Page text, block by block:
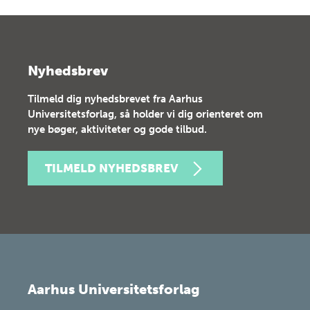
Nyhedsbrev
Tilmeld dig nyhedsbrevet fra Aarhus
Universitetsforlag, så holder vi dig orienteret om
nye bøger, aktiviteter og gode tilbud.
TILMELD NYHEDSBREV
Aarhus Universitetsforlag